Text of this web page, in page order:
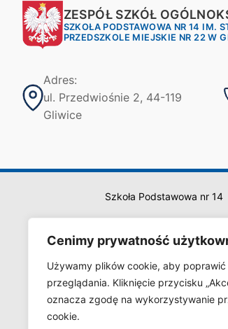
Cenimy prywatność
Używamy plików cookie, aby poprawić
przeglądania. Kliknięcie przycisku
oznacza zgodę na wykorzystywanie
cookie.
ZESPÓŁ SZKÓŁ
SZKOŁA PODSTAWOWA NR 14 IM.
PRZEDSZKOLE MIEJSKIE NR 22 W
Adres:
ul. Przedwiośnie 2, 44-119
Gliwice
Szkoła Podstawowa nr 14